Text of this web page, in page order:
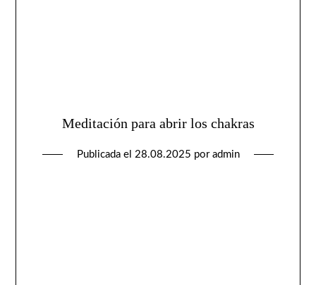
Meditación para abrir los chakras
Publicada el 28.08.2025 por admin